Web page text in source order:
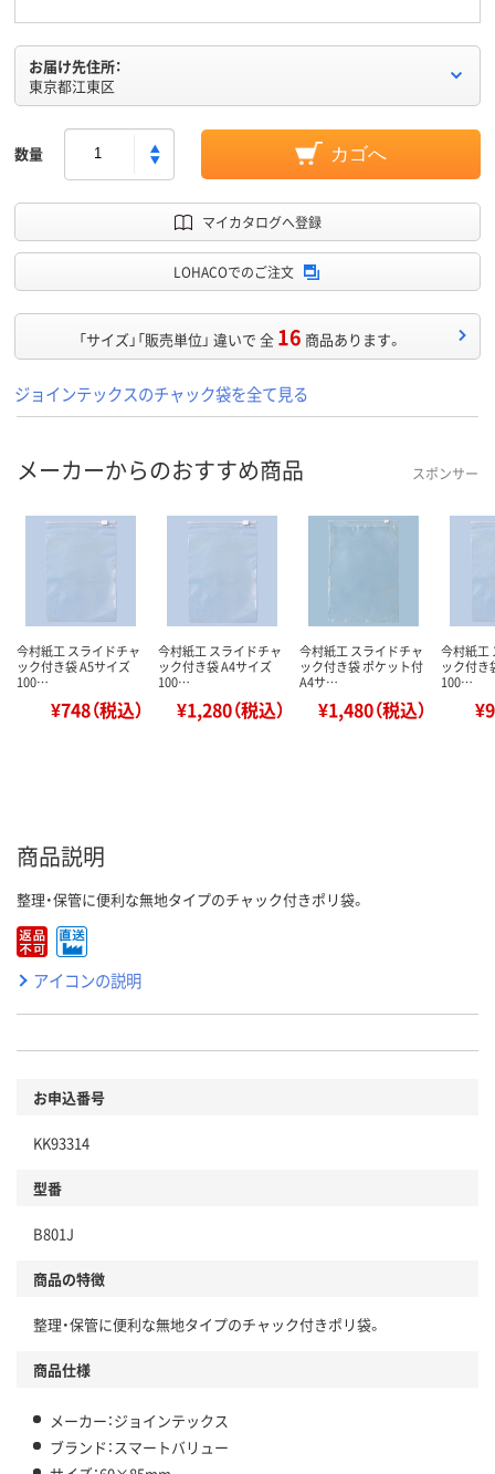
お届け先住所：
東京都江東区
数量 カゴへ
マイカタログへ登録
LOHACOでのご注文
「サイズ」「販売単位」 違いで 全 16 商品あります。
ジョインテックスのチャック袋を全て見る
メーカーからのおすすめ商品 スポンサー
今村紙工 スライドチャ
ック付き袋 A5サイズ
100…
¥748（税込）
今村紙工 スライドチャ
ック付き袋 A4サイズ
100…
¥1,280（税込）
今村紙工 スライドチャ
ック付き袋 ポケット付
A4サ…
¥1,480（税込）
今村紙工
ック付き
100…
商品説明
整理・保管に便利な無地タイプのチャック付きポリ袋。
アイコンの説明
お申込番号
KK93314
型番
B801J
商品の特徴
整理・保管に便利な無地タイプのチャック付きポリ袋。
商品仕様
メーカー：ジョインテックス
ブランド：スマートバリュー